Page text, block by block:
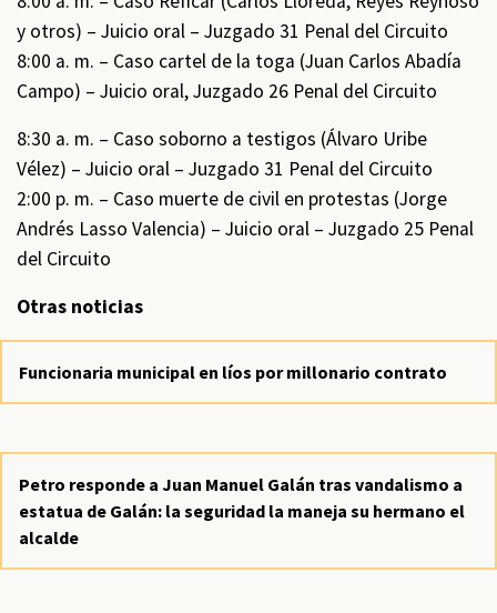
y otros) – Juicio oral – Juzgado 31 Penal del Circuito
8:00 a. m. – Caso cartel de la toga (Juan Carlos Abadía
Campo) – Juicio oral, Juzgado 26 Penal del Circuito
8:30 a. m. – Caso soborno a testigos (Álvaro Uribe
Vélez) – Juicio oral – Juzgado 31 Penal del Circuito
2:00 p. m. – Caso muerte de civil en protestas (Jorge
Andrés Lasso Valencia) – Juicio oral – Juzgado 25 Penal
del Circuito
Otras noticias
Funcionaria municipal en líos por millonario contrato
Petro responde a Juan Manuel Galán tras vandalismo a
estatua de Galán: la seguridad la maneja su hermano el
alcalde